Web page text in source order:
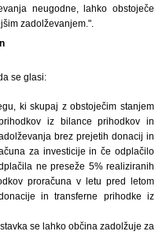
neugodne, lahko obstoječe
zadolževanjem.".
se glasi:
ki skupaj z obstoječim stanjem
iz bilance prihodkov in
brez prejetih donacij in
za investicije in če odplačilo
ne preseže 5% realiziranih
proračuna v letu pred letom
in transferne prihodke iz
se lahko občina zadolžuje za